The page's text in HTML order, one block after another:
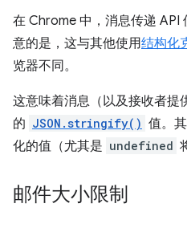
在 Chrome 中，消息传递 API
意的是，这与其他使用结构化
览器不同。
这意味着消息（以及接收者提
的 JSON.stringify() 值。
化的值（尤其是 undefined
邮件大小限制